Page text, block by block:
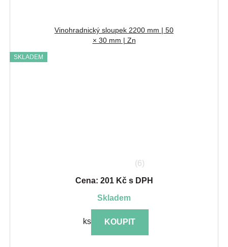
Vinohradnický sloupek 2200 mm | 50
× 30 mm | Zn
SKLADEM
(6)
Cena: 201 Kč s DPH
skladem
ks KOUPIT